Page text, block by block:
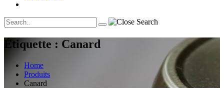
Étiquette : Canard
Home
Produits
Canard